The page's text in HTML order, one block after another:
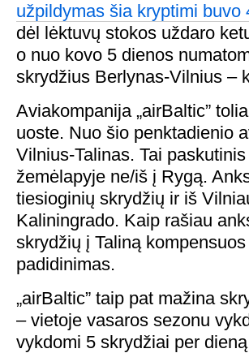
užpildymas šia kryptimi buvo
dėl lėktuvų stokos uždaro
o nuo kovo 5 dienos
skrydžius Berlynas-Vilnius –
Aviakompanija „airBaltic”
uoste. Nuo šio penktadienio
Vilnius-Talinas. Tai
žemėlapyje ne/iš į Rygą.
tiesioginių skrydžių ir iš
Kaliningrado. Kaip rašiau
skrydžių į Taliną
padidinimas.
„airBaltic” taip pat mažina
– vietoje vasaros sezonu
vykdomi 5 skrydžiai per